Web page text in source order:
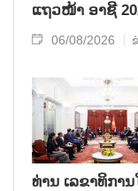
ແຖວໜ້າ ອາຊີ
06/08/2026
ທ່ານ ເລຂາທິກາ